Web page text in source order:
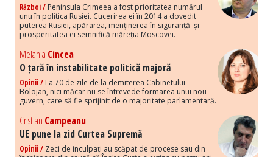
Război / Peninsula Crimeea a fost prioritatea numărul
unu în politica Rusiei. Cucerirea ei în 2014 a dovedit
puterea Rusiei, apărarea, menținerea în siguranță și
prosperitatea ei semnifică măreția Moscovei.
Melania Cincea
O țară în instabilitate politică majoră
Opinii / La 70 de zile de la demiterea Cabinetului
Bolojan, nici măcar nu se întrevede formarea unui nou
guvern, care să fie sprijinit de o majoritate parlamentară.
Cristian Campeanu
UE pune la zid Curtea Supremă
Opinii / Zeci de inculpați au scăpat de procese sau din